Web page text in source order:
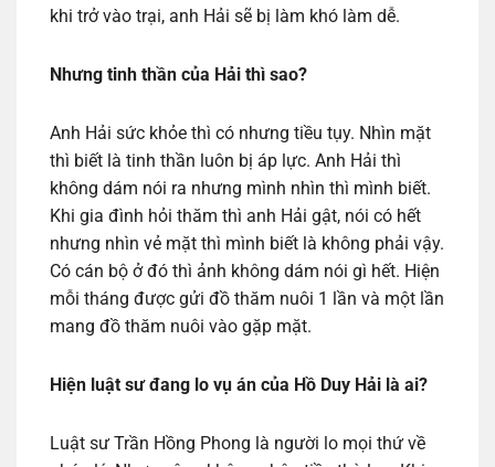
khi trở vào trại, anh Hải sẽ bị làm khó làm dễ.
Nhưng tinh thần của Hải thì sao?
Anh Hải sức khỏe thì có nhưng tiều tụy. Nhìn mặt
thì biết là tinh thần luôn bị áp lực. Anh Hải thì
không dám nói ra nhưng mình nhìn thì mình biết.
Khi gia đình hỏi thăm thì anh Hải gật, nói có hết
nhưng nhìn vẻ mặt thì mình biết là không phải vậy.
Có cán bộ ở đó thì ảnh không dám nói gì hết. Hiện
mỗi tháng được gửi đồ thăm nuôi 1 lần và một lần
mang đồ thăm nuôi vào gặp mặt.
Hiện luật sư đang lo vụ án của Hồ Duy Hải là ai?
Luật sư Trần Hồng Phong là người lo mọi thứ về